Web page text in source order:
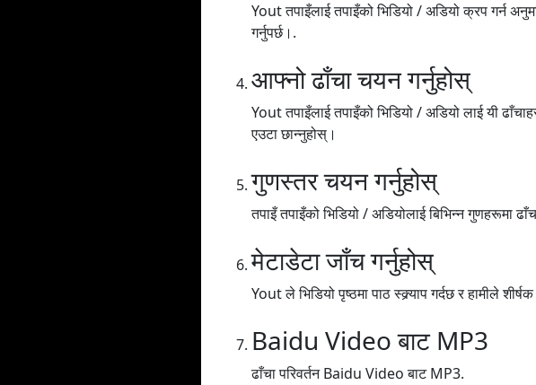
Yout तपाइँलाई तपाइँको भिडियो / अडियो क्रप गर्न
गर्नुपर्छ।.
आफ्नो ढाँचा चयन गर्नुहोस्
Yout तपाइँलाई तपाइँको भिडियो / अडियो लाई यी
एउटा छान्नुहोस्।
गुणस्तर चयन गर्नुहोस्
तपाइँ तपाइँको भिडियो / अडियोलाई बिभिन्न गुणहरूमा
मेटाडेटा जाँच गर्नुहोस्
Yout ले भिडियो पृष्ठमा पाठ स्क्र्याप गर्दछ र हामीले
Baidu Video बाट MP3
ढाँचा परिवर्तन Baidu Video बाट MP3.